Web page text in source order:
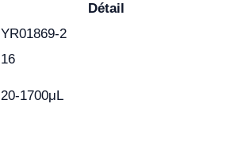
Détail
YR01869-2
16
20-1700μL